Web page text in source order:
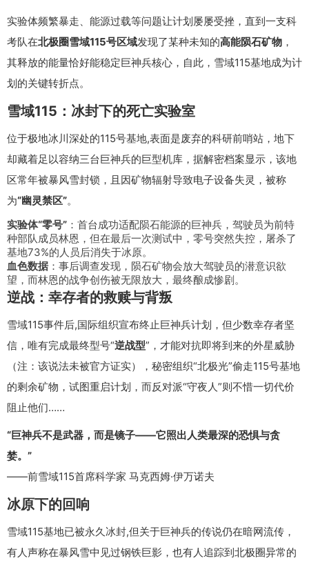
实验体频繁暴走、能源过载等问题让计划屡屡受挫，直到一支科
考队在北极圈雪域115号区域发现了某种未知的高能陨石矿物 ，
其释放的能量恰好能稳定巨神兵核心，自此，雪域115基地成为计
划的关键转折点。
雪域115：冰封下的死亡实验室
位于极地冰川深处的115号基地,表面是废弃的科研前哨站，地下
却藏着足以容纳三台巨神兵的巨型机库，据解密档案显示，该地
区常年被暴风雪封锁，且因矿物辐射导致电子设备失灵，被称
为“幽灵禁区”。
实验体“零号” ：首台成功适配陨石能源的巨神兵，驾驶员为前特
种部队成员林恩，但在最后一次测试中，零号突然失控，屠杀了
基地73%的人员后消失于冰原。
血色数据 ：事后调查发现，陨石矿物会放大驾驶员的潜意识欲
望，而林恩的战争创伤被无限放大，最终酿成惨剧。
逆战：幸存者的救赎与背叛
雪域115事件后,国际组织宣布终止巨神兵计划，但少数幸存者坚
信，唯有完成最终型号“逆战型”，才能对抗即将到来的外星威胁
（注：该说法未被官方证实），秘密组织“北极光”偷走115号基地
的剩余矿物，试图重启计划，而反对派“守夜人”则不惜一切代价
阻止他们……
“巨神兵不是武器，而是镜子——它照出人类最深的恐惧与贪
婪。”
——前雪域115首席科学家 马克西姆·伊万诺夫
冰原下的回响
雪域115基地已被永久冰封,但关于巨神兵的传说仍在暗网流传，
有人声称在暴风雪中见过钢铁巨影，也有人追踪到北极圈异常的